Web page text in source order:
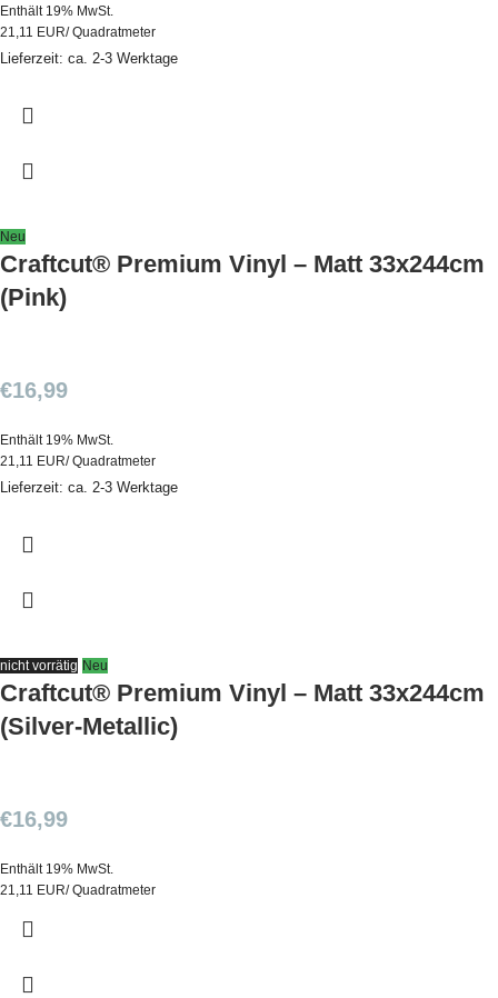
Enthält 19% MwSt.
21,11 EUR/ Quadratmeter
Lieferzeit: ca. 2-3 Werktage
Neu
Craftcut® Premium Vinyl – Matt 33x244cm
(Pink)
€16,99
Enthält 19% MwSt.
21,11 EUR/ Quadratmeter
Lieferzeit: ca. 2-3 Werktage
nicht vorrätig Neu
Craftcut® Premium Vinyl – Matt 33x244cm
(Silver-Metallic)
€16,99
Enthält 19% MwSt.
21,11 EUR/ Quadratmeter